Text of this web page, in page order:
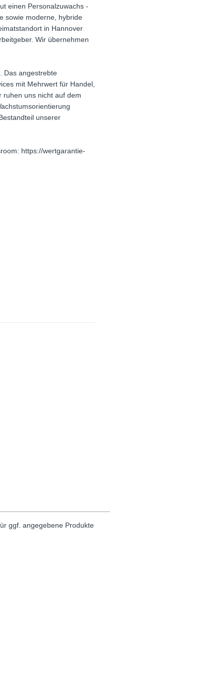
einen Personalzuwachs -
sowie moderne, hybride
in Hannover
Wir übernehmen
Das angestrebte
mit Mehrwert für Handel,
ruhen uns nicht auf dem
unserer
https://wertgarantie-
ggf. angegebene Produkte